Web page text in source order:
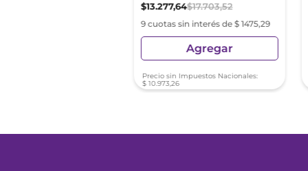
$13.277,64$17.703,52
9 cuotas sin interés de $ 1475,29
Agregar
Precio sin Impuestos Nacionales:
$ 10.973,26